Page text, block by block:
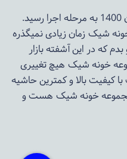
شیکزمان زیادی نمیگذره
که در این آشفته بازار
خونه شیک هیچ تغییری
کیفیت بالا و کمترین حاشیه
خونه شیک هست و